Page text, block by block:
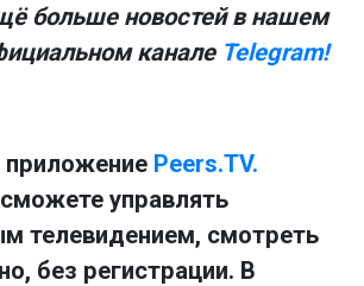
больше новостей в нашем
канале Telegram!
приложение Peers.TV.
управлять
телевидением, смотреть
без регистрации. В